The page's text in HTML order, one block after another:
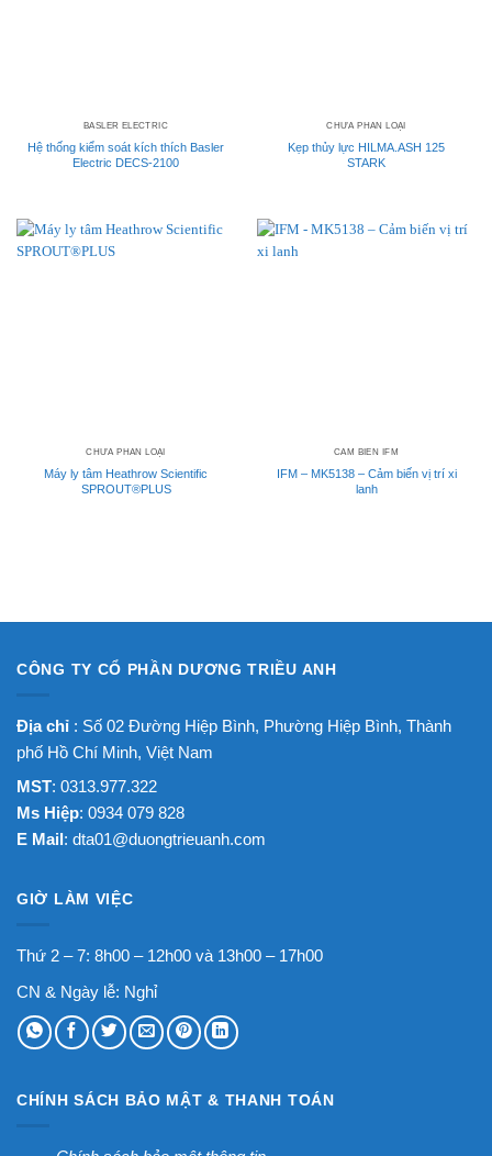
BASLER ELECTRIC
Hệ thống kiểm soát kích thích Basler
Electric DECS-2100
CHƯA PHÂN LOẠI
Kẹp thủy lực HILMA.ASH 125
STARK
CHƯA PHÂN LOẠI
Máy ly tâm Heathrow Scientific
SPROUT®PLUS
CẢM BIẾN IFM
IFM – MK5138 – Cảm biến vị trí xi
lanh
CÔNG TY CỔ PHẦN DƯƠNG TRIỀU ANH
Địa chỉ : Số 02 Đường Hiệp Bình, Phường Hiệp Bình, Thành
phố Hồ Chí Minh, Việt Nam
MST: 0313.977.322
Ms Hiệp: 0934 079 828
E Mail: dta01@duongtrieuanh.com
GIỜ LÀM VIỆC
Thứ 2 – 7: 8h00 – 12h00 và 13h00 – 17h00
CN & Ngày lễ: Nghỉ
CHÍNH SÁCH BẢO MẬT & THANH TOÁN